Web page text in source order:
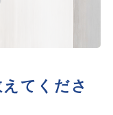
てくださ